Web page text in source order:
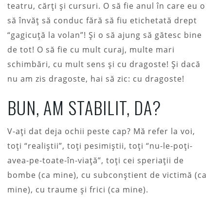
teatru, cărți și cursuri. O să fie anul în care eu o
să învăț să conduc fără să fiu etichetată drept
“gagicuță la volan”! Și o să ajung să gătesc bine
de tot! O să fie cu mult curaj, multe mari
schimbări, cu mult sens și cu dragoste! Și dacă
nu am zis dragoste, hai să zic: cu dragoste!
BUN, AM STABILIT, DA?
V-ați dat deja ochii peste cap? Mă refer la voi,
toți “realiștii”, toți pesimiștii, toți “nu-le-poți-
avea-pe-toate-în-viață”, toți cei speriații de
bombe (ca mine), cu subconștient de victimă (ca
mine), cu traume și frici (ca mine).